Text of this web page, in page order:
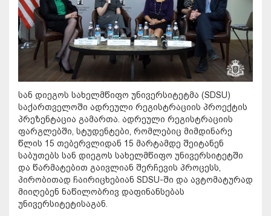
სან დიეგოს სახელმწიფო უნივერსიტეტმა (SDSU)
საქართველოში ადრეული რეგისტრაციის პროექტის
პრეზენტაცია გამართა. ადრეული რეგისტრაციის
ფარგლებში, სტუდენტები, რომლებიც მიმდინარე
წლის 15 თებერვლიდან 15 მარტამდე შეიტანენ
საბუთებს სან დიეგოს სახელმწიფო უნივერსიტეტში
და წარმატებით გაივლიან შერჩევის პროცესს,
პირობითად ჩაირიცხებიან SDSU-ში და ავტომატურად
მიიღებენ ნაწილობრივ დაფინანსებას
უნივერსიტეტისაგან.